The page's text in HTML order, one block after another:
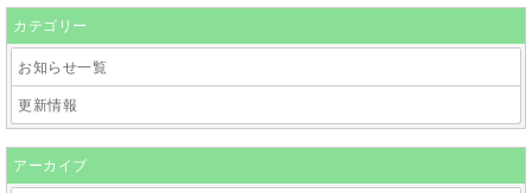
カテゴリー
お知らせ一覧
更新情報
アーカイブ